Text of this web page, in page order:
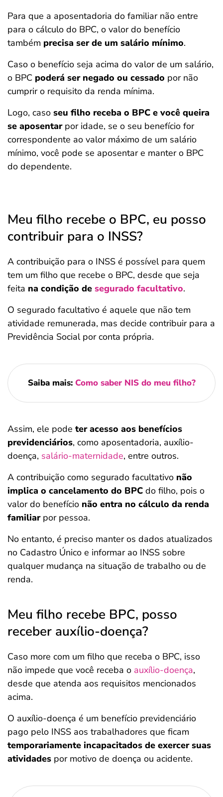
Para que a aposentadoria do familiar não entre
para o cálculo do BPC, o valor do benefício
também precisa ser de um salário mínimo.
Caso o benefício seja acima do valor de um salário,
o BPC poderá ser negado ou cessado por não
cumprir o requisito da renda mínima.
Logo, caso seu filho receba o BPC e você queira
se aposentarpor idade, se o seu benefício for
correspondente ao valor máximo de um salário
mínimo, você pode se aposentar e manter o BPC
do dependente.
Meu filho recebe o BPC, eu posso
contribuir para o INSS?
A contribuição para o INSS é possível para quem
tem um filho que recebe o BPC, desde que seja
feita na condição de segurado facultativo.
O segurado facultativo é aquele que não tem
atividade remunerada, mas decide contribuir para a
Previdência Social por conta própria.
Saiba mais: Como saber NIS do meu filho?
Assim, ele pode ter acesso aos benefícios
previdenciários, como aposentadoria, auxílio-
doença, salário-maternidade, entre outros.
A contribuição como segurado facultativo não
implica o cancelamento do BPC do filho, pois o
valor do benefício não entra no cálculo da renda
familiarpor pessoa.
No entanto, é preciso manter os dados atualizados
no Cadastro Único e informar ao INSS sobre
qualquer mudança na situação de trabalho ou de
renda.
Meu filho recebe BPC, posso
receber auxílio-doença?
Caso more com um filho que receba o BPC, isso
não impede que você receba o auxílio-doença,
desde que atenda aos requisitos mencionados
acima.
O auxílio-doença é um benefício previdenciário
pago pelo INSS aos trabalhadores que ficam
temporariamente incapacitados de exercer suas
atividades por motivo de doença ou acidente.